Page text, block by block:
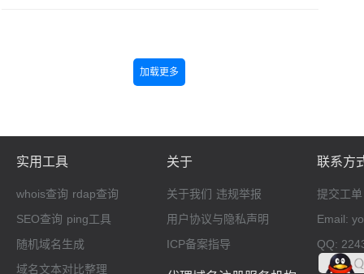
加载更多
实用工具
whois查询 rdap查询
SEO查询 ping工具
随机域名生成
域名文本对比整理
关于
关于我们 违规举报
用户协议与隐私声明
ICP备案指导
联系方
提交工单
Email:
QQ: